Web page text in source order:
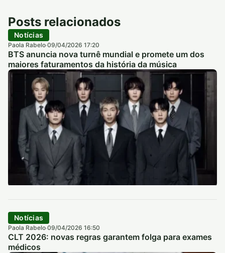
Posts relacionados
Notícias
Paola Rabelo·09/04/2026 17:20
BTS anuncia nova turnê mundial e promete um dos
maiores faturamentos da história da música
Notícias
Paola Rabelo·09/04/2026 16:50
CLT 2026: novas regras garantem folga para exames
médicos